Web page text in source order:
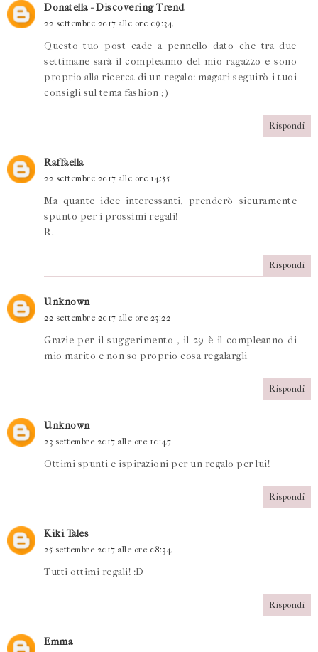
Donatella - Discovering Trend
22 settembre 2017 alle ore 09:34
Questo tuo post cade a pennello dato che tra due
settimane sarà il compleanno del mio ragazzo e sono
proprio alla ricerca di un regalo: magari seguirò i tuoi
consigli sul tema fashion ;)
Rispondi
Raffaella
22 settembre 2017 alle ore 14:55
Ma quante idee interessanti, prenderò sicuramente
spunto per i prossimi regali!
R.
Rispondi
Unknown
22 settembre 2017 alle ore 23:22
Grazie per il suggerimento , il 29 è il compleanno di
mio marito e non so proprio cosa regalargli
Rispondi
Unknown
23 settembre 2017 alle ore 10:47
Ottimi spunti e ispirazioni per un regalo per lui!
Rispondi
Kiki Tales
25 settembre 2017 alle ore 08:34
Tutti ottimi regali! :D
Rispondi
Emma